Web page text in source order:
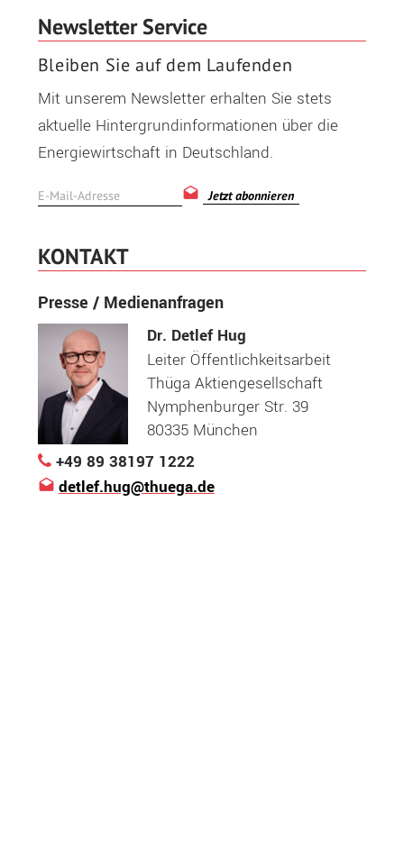
Newsletter Service
Bleiben Sie auf dem Laufenden
Mit unserem Newsletter erhalten Sie stets
aktuelle Hintergrundinformationen über die
Energiewirtschaft in Deutschland.
Jetzt abonnieren
KONTAKT
Presse / Medienanfragen
Dr. Detlef Hug
Leiter Öffentlichkeitsarbeit
Thüga Aktiengesellschaft
Nymphenburger Str. 39
80335 München
+49 89 38197 1222
detlef.hug@thuega.de